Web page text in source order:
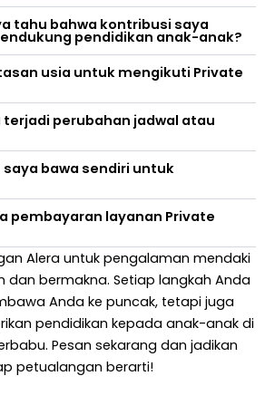
tahu bahwa kontribusi saya
pendidikan anak-anak?
usia untuk mengikuti Private
terjadi perubahan jadwal atau
saya bawa sendiri untuk
pembayaran layanan Private
Alera untuk pengalaman mendaki
dan bermakna. Setiap langkah Anda
Anda ke puncak, tetapi juga
pendidikan kepada anak-anak di
Pesan sekarang dan jadikan
petualangan berarti!